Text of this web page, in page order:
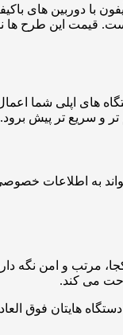
از آیفون با دوربین
قابل ارتقاست. قیمت
های اپلی شما
و سریع تر پیش برود.
به اطلاعات
مرتب و امن نگه
می کند.
هایتان فوق